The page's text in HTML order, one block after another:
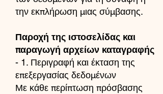
την εκπλήρωση μιας σύμβασης.
Παροχή της ιστοσελίδας και
παραγωγή αρχείων καταγραφής
- 1. Περιγραφή και έκταση της
επεξεργασίας δεδομένων
Με κάθε περίπτωση πρόσβασης